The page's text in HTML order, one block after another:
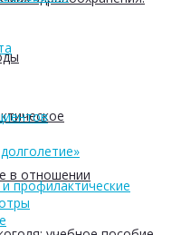
в отношении
профилактические